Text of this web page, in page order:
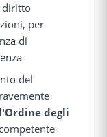
diritto
per
di
del
degli